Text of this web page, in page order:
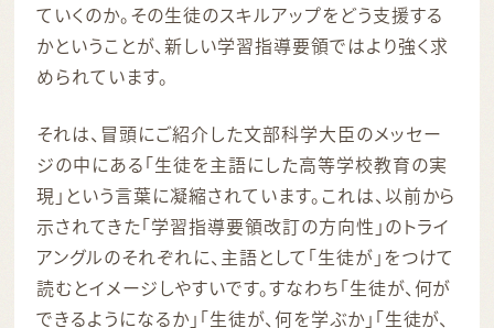
ていくのか。その生徒のスキルアップをどう支援する
かということが、新しい学習指導要領ではより強く求
められています。
それは、冒頭にご紹介した文部科学大臣のメッセー
ジの中にある「生徒を主語にした高等学校教育の実
現」という言葉に凝縮されています。これは、以前から
示されてきた「学習指導要領改訂の方向性」のトライ
アングルのそれぞれに、主語として「生徒が」をつけて
読むとイメージしやすいです。すなわち「生徒が、何が
できるようになるか」「生徒が、何を学ぶか」「生徒が、